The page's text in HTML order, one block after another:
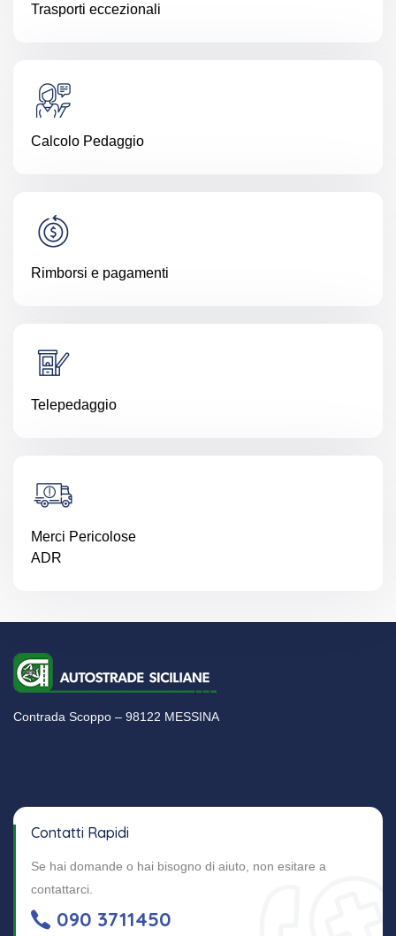
Trasporti eccezionali
Calcolo Pedaggio
Rimborsi e pagamenti
Telepedaggio
Merci Pericolose
ADR
Contrada Scoppo – 98122 MESSINA
Contatti Rapidi
Se hai domande o hai bisogno di aiuto, non esitare a
contattarci.
090 3711450